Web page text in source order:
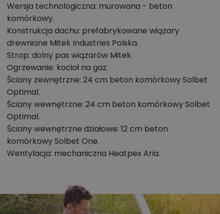
Wersja technologiczna: murowana - beton
komórkowy.
Konstrukcja dachu: prefabrykowane wiązary
drewniane Mitek Industries Polska.
Strop: dolny pas wiązarów Mitek.
Ogrzewanie: kocioł na gaz.
Ściany zewnętrzne: 24 cm beton komórkowy Solbet
Optimal.
Ściany wewnętrzne: 24 cm beton komórkowy Solbet
Optimal.
Ściany wewnętrzne działowe: 12 cm beton
komórkowy Solbet One.
Wentylacja: mechaniczna Heatpex Aria.